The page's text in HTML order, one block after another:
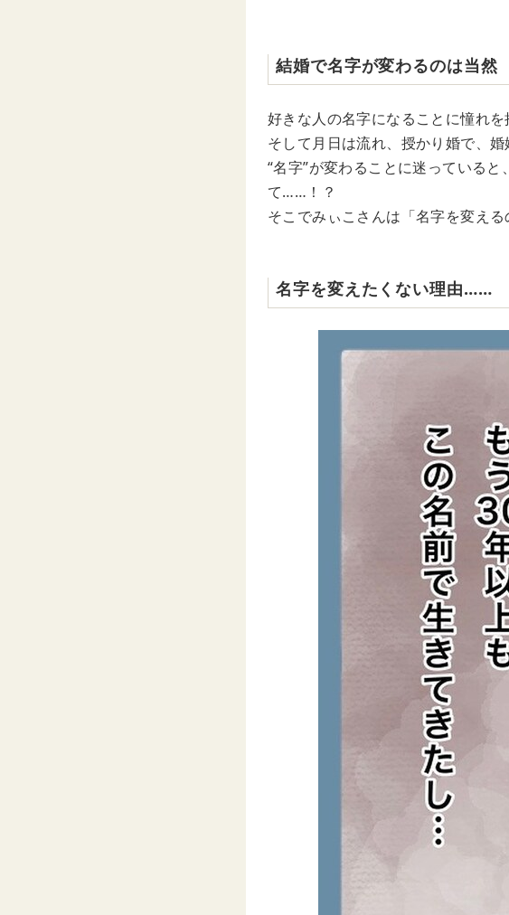
結婚で名字が変わるのは当然
好きな人の名字になることに憧れを
そして月日は流れ、授かり婚で、婚
“名字”が変わることに迷っている
て……！？
そこでみぃこさんは「名字を変え
名字を変えたくない理由……